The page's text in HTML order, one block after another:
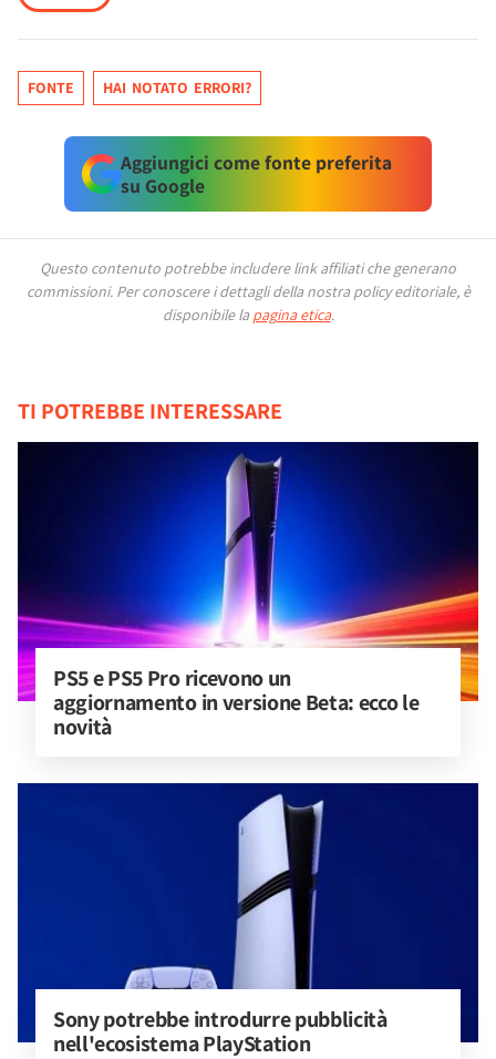
FONTE HAI NOTATO ERRORI?
Aggiungici come fonte preferita
su Google
Questo contenuto potrebbe includere link affiliati che generano
commissioni. Per conoscere i dettagli della nostra policy editoriale, è
disponibile la pagina etica.
TI POTREBBE INTERESSARE
PS5 e PS5 Pro ricevono un
aggiornamento in versione Beta: ecco le
novità
Sony potrebbe introdurre pubblicità
nell'ecosistema PlayStation